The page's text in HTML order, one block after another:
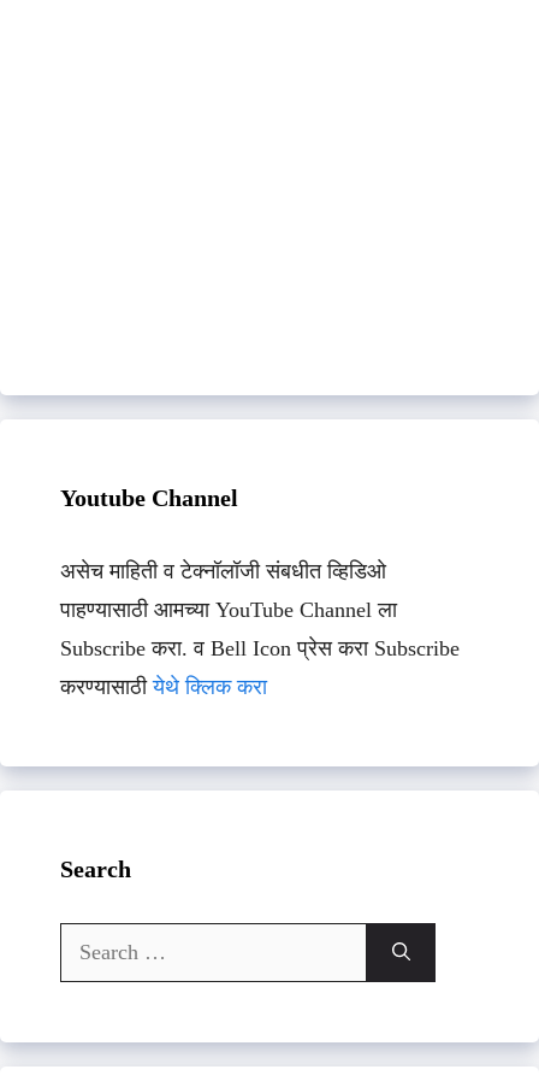
Youtube Channel
असेच माहिती व टेक्नॉलॉजी संबधीत व्हिडिओ
पाहण्यासाठी आमच्या YouTube Channel ला
Subscribe करा. व Bell Icon प्रेस करा Subscribe
करण्यासाठीयेथे क्लिक करा
Search
Search
for: